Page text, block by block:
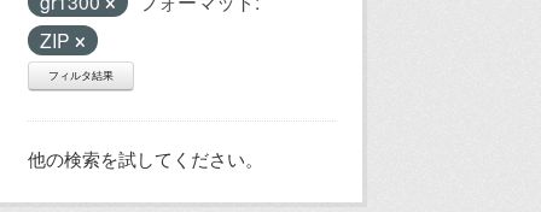
ZIP
フィルタ結果
他の検索を試してください。